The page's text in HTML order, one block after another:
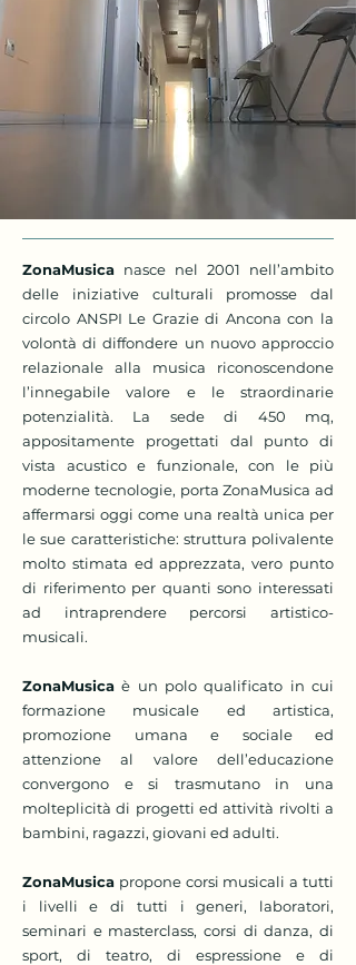
ZonaMusica nasce nel 2001 nell’ambito
delle iniziative culturali promosse dal
circolo ANSPI Le Grazie di Ancona con la
volontà di diffondere un nuovo approccio
relazionale alla musica riconoscendone
l’innegabile valore e le straordinarie
potenzialità. La sede di 450 mq,
appositamente progettati dal punto di
vista acustico e funzionale, con le più
moderne tecnologie, porta ZonaMusica ad
affermarsi oggi come una realtà unica per
le sue caratteristiche: struttura polivalente
molto stimata ed apprezzata, vero punto
di riferimento per quanti sono interessati
ad intraprendere percorsi artistico-
musicali.
ZonaMusica è un polo qualificato in cui
formazione musicale ed artistica,
promozione umana e sociale ed
attenzione al valore dell’educazione
convergono e si trasmutano in una
molteplicità di progetti ed attività rivolti a
bambini, ragazzi, giovani ed adulti.
ZonaMusica propone corsi musicali a tutti
i livelli e di tutti i generi, laboratori,
seminari e masterclass, corsi di danza, di
sport, di teatro, di espressione e di